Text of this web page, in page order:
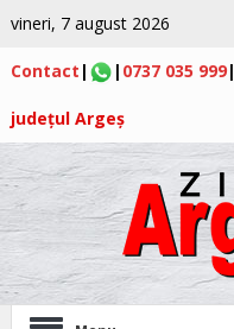
vineri, 7 august 2026
Contact | | 0737 035 999|
județul Argeș